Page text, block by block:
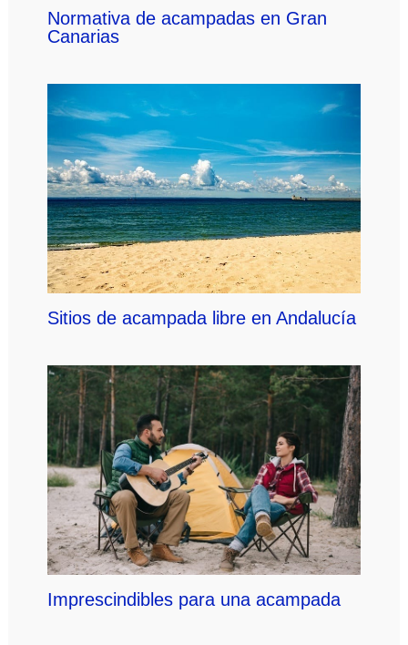
Normativa de acampadas en Gran
Canarias
Sitios de acampada libre en Andalucía
Imprescindibles para una acampada